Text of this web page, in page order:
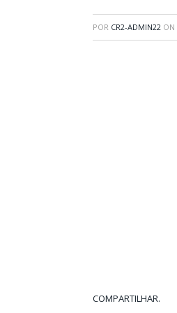
POR CR2-ADMIN22 ON
COMPARTILHAR.